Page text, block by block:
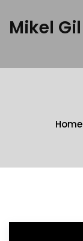
Mikel Gil
Home